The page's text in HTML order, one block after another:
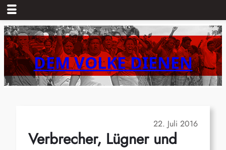
Zum
Inhalt
springenDEM VOLKE DIENEN
22. Juli 2016
Verbrecher, Lügner und